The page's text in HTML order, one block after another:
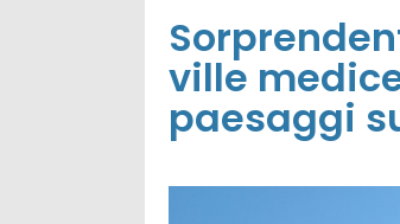
ville
paesaggi